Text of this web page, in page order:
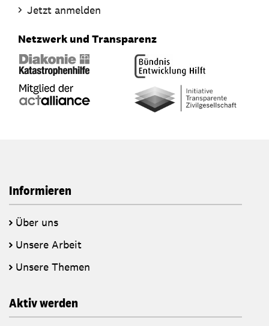
Jetzt anmelden
Netzwerk und Transparenz
Informieren
Über uns
Unsere Arbeit
Unsere Themen
Aktiv werden